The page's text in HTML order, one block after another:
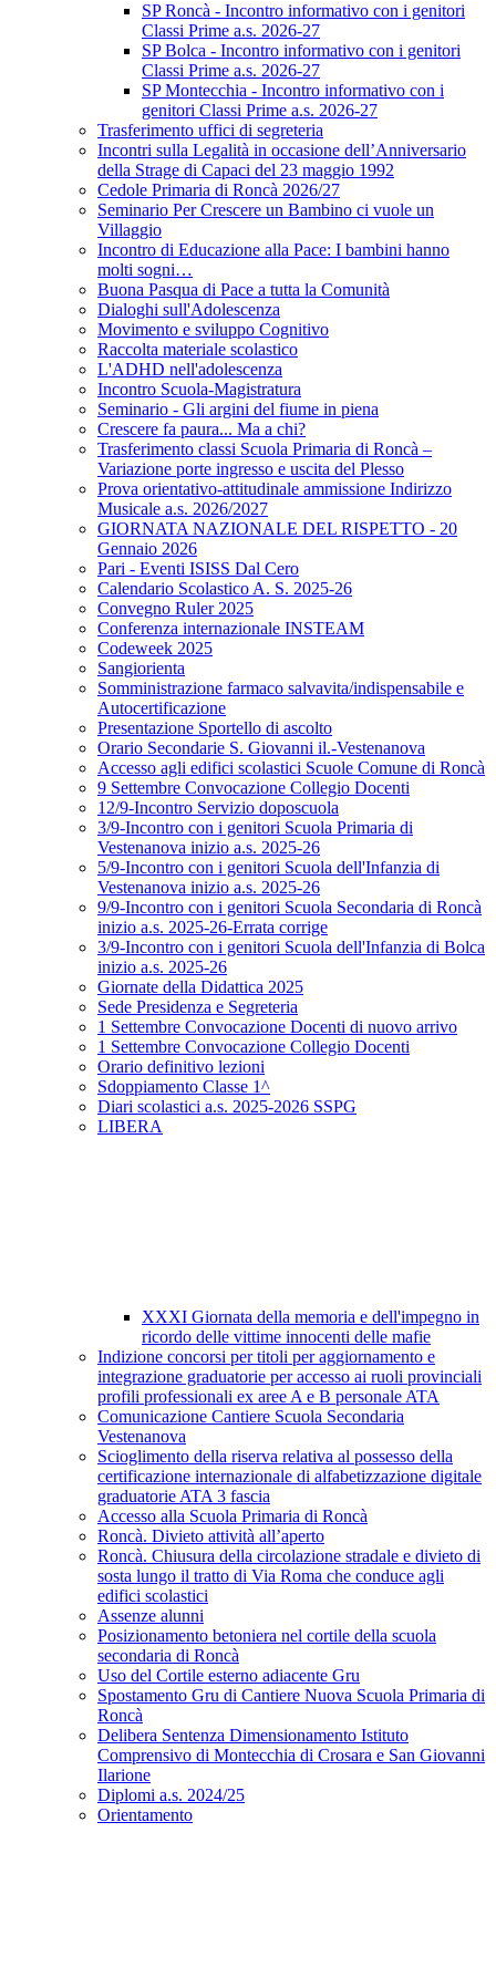
SP Roncà - Incontro informativo con i genitori
Classi Prime a.s. 2026-27
SP Bolca - Incontro informativo con i genitori
Classi Prime a.s. 2026-27
SP Montecchia - Incontro informativo con i
genitori Classi Prime a.s. 2026-27
Trasferimento uffici di segreteria
Incontri sulla Legalità in occasione dell’Anniversario
della Strage di Capaci del 23 maggio 1992
Cedole Primaria di Roncà 2026/27
Seminario Per Crescere un Bambino ci vuole un
Villaggio
Incontro di Educazione alla Pace: I bambini hanno
molti sogni…
Buona Pasqua di Pace a tutta la Comunità
Dialoghi sull'Adolescenza
Movimento e sviluppo Cognitivo
Raccolta materiale scolastico
L'ADHD nell'adolescenza
Incontro Scuola-Magistratura
Seminario - Gli argini del fiume in piena
Crescere fa paura... Ma a chi?
Trasferimento classi Scuola Primaria di Roncà –
Variazione porte ingresso e uscita del Plesso
Prova orientativo-attitudinale ammissione Indirizzo
Musicale a.s. 2026/2027
GIORNATA NAZIONALE DEL RISPETTO - 20
Gennaio 2026
Pari - Eventi ISISS Dal Cero
Calendario Scolastico A. S. 2025-26
Convegno Ruler 2025
Conferenza internazionale INSTEAM
Codeweek 2025
Sangiorienta
Somministrazione farmaco salvavita/indispensabile e
Autocertificazione
Presentazione Sportello di ascolto
Orario Secondarie S. Giovanni il.-Vestenanova
Accesso agli edifici scolastici Scuole Comune di Roncà
9 Settembre Convocazione Collegio Docenti
12/9-Incontro Servizio doposcuola
3/9-Incontro con i genitori Scuola Primaria di
Vestenanova inizio a.s. 2025-26
5/9-Incontro con i genitori Scuola dell'Infanzia di
Vestenanova inizio a.s. 2025-26
9/9-Incontro con i genitori Scuola Secondaria di Roncà
inizio a.s. 2025-26-Errata corrige
3/9-Incontro con i genitori Scuola dell'Infanzia di Bolca
inizio a.s. 2025-26
Giornate della Didattica 2025
Sede Presidenza e Segreteria
1 Settembre Convocazione Docenti di nuovo arrivo
1 Settembre Convocazione Collegio Docenti
Orario definitivo lezioni
Sdoppiamento Classe 1^
Diari scolastici a.s. 2025-2026 SSPG
LIBERA
XXXI Giornata della memoria e dell'impegno in
ricordo delle vittime innocenti delle mafie
Indizione concorsi per titoli per aggiornamento e
integrazione graduatorie per accesso ai ruoli provinciali
profili professionali ex aree A e B personale ATA
Comunicazione Cantiere Scuola Secondaria
Vestenanova
Scioglimento della riserva relativa al possesso della
certificazione internazionale di alfabetizzazione digitale
graduatorie ATA 3 fascia
Accesso alla Scuola Primaria di Roncà
Roncà. Divieto attività all’aperto
Roncà. Chiusura della circolazione stradale e divieto di
sosta lungo il tratto di Via Roma che conduce agli
edifici scolastici
Assenze alunni
Posizionamento betoniera nel cortile della scuola
secondaria di Roncà
Uso del Cortile esterno adiacente Gru
Spostamento Gru di Cantiere Nuova Scuola Primaria di
Roncà
Delibera Sentenza Dimensionamento Istituto
Comprensivo di Montecchia di Crosara e San Giovanni
Ilarione
Diplomi a.s. 2024/25
Orientamento